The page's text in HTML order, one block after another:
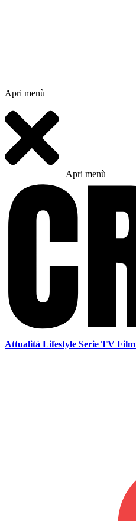
Apri menù
Apri menù
Attualità Lifestyle Serie TV Film